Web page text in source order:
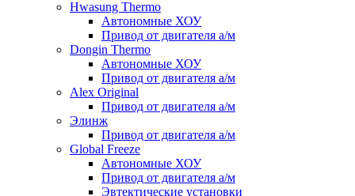
Hwasung Thermo
Автономные ХОУ
Привод от двигателя а/м
Dongin Thermo
Автономные ХОУ
Привод от двигателя а/м
Alex Original
Привод от двигателя а/м
Элинж
Привод от двигателя а/м
Global Freeze
Автономные ХОУ
Привод от двигателя а/м
Эвтектические установки